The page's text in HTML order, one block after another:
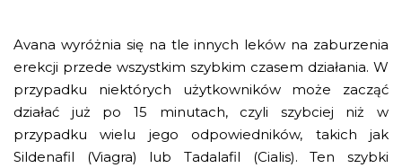
Avana wyróżnia się na tle innych leków na zaburzenia
erekcji przede wszystkim szybkim czasem działania. W
przypadku niektórych użytkowników może zacząć
działać już po 15 minutach, czyli szybciej niż w
przypadku wielu jego odpowiedników, takich jak
Sildenafil (Viagra) lub Tadalafil (Cialis). Ten szybki